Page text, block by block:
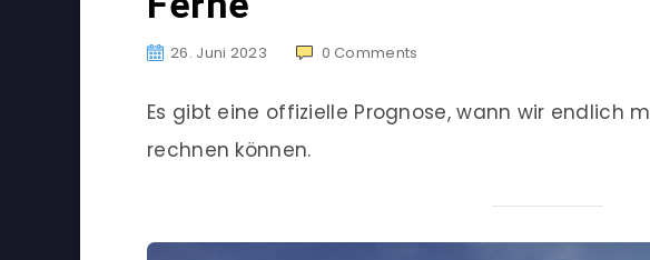
26. Juni 2023 0 Comments
Es gibt eine offizielle Prognose, wann wir endlich
rechnen können.